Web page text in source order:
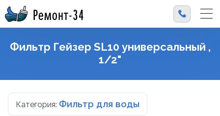
Ремонт-34
Фильтр Гейзер SL10 универсальный ,
1/2"
Категория: Фильтр для воды